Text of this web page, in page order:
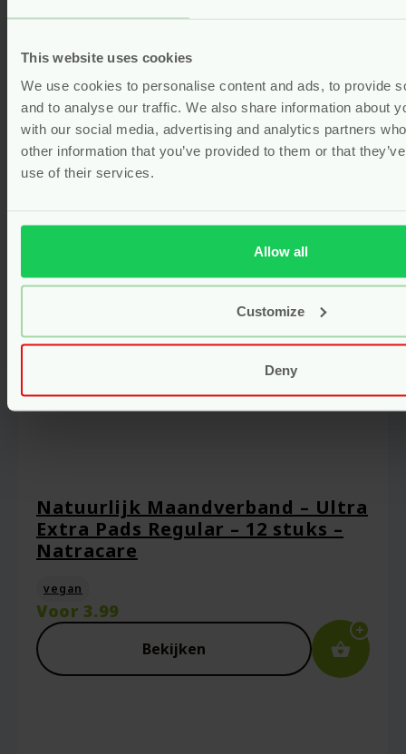
This website uses cookies
We use cookies to personalise content and ads, to provide
and to analyse our traffic. We also share information about
with our social media, advertising and analytics partners
other information that you’ve provided to them or that
use of their services.
Allow all
Customize
Deny
Vanaf
Bekijken
Gerelateerde producten
Natuurlijk Maandverband – Ultra
Extra Pads Regular – 12 stuks –
Natracare
vegan
Voor 3.99
Bekijken